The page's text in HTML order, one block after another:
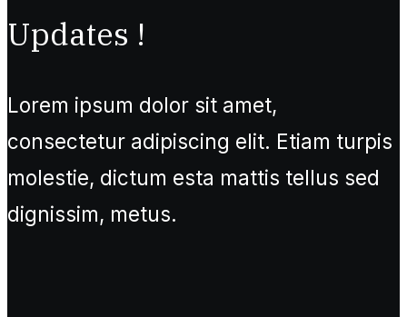
Updates !
Lorem ipsum dolor sit amet,
consectetur adipiscing elit. Etiam turpis
molestie, dictum esta mattis tellus sed
dignissim, metus.